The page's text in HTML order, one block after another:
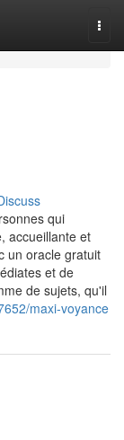
qui
accueillante et
un oracle gratuit
et de
de sujets, qu'il
maxi-voyance